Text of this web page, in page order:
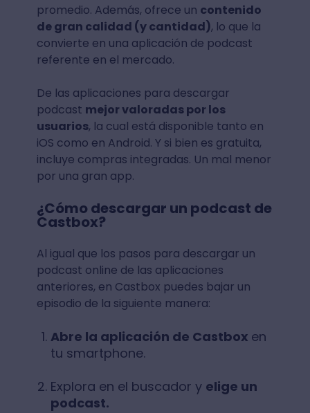
promedio. Además, ofrece un contenido
de gran calidad (y cantidad), lo que la
convierte en una aplicación de podcast
referente en el mercado.
De las aplicaciones para descargar
podcast mejor valoradas por los
usuarios, la cual está disponible tanto en
iOS como en Android. Y si bien es gratuita,
incluye compras integradas. Un mal menor
por una gran app.
¿Cómo descargar un podcast de
Castbox?
Al igual que los pasos para descargar un
podcast online de las aplicaciones
anteriores, en Castbox puedes bajar un
episodio de la siguiente manera:
Abre la aplicación de Castbox en
tu smartphone.
Explora en el buscador y elige un
podcast.